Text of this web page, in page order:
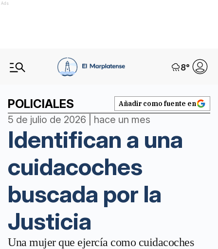
Ads
8°
POLICIALES Añadir como fuente en
5 de julio de 2026 | hace un mes
Identifican a una
cuidacoches
buscada por la
Justicia
Una mujer que ejercía como cuidacoches